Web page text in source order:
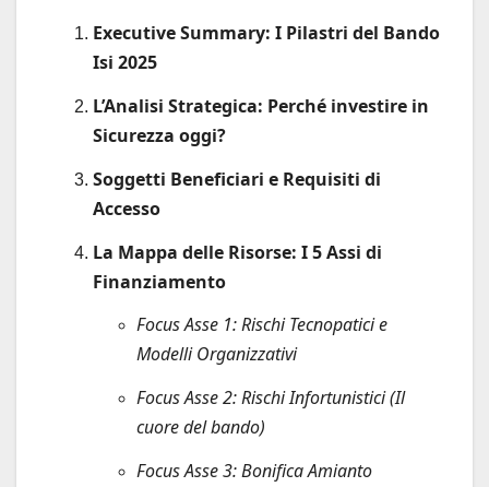
Executive Summary: I Pilastri del Bando
Isi 2025
L’Analisi Strategica: Perché investire in
Sicurezza oggi?
Soggetti Beneficiari e Requisiti di
Accesso
La Mappa delle Risorse: I 5 Assi di
Finanziamento
Focus Asse 1: Rischi Tecnopatici e
Modelli Organizzativi
Focus Asse 2: Rischi Infortunistici (Il
cuore del bando)
Focus Asse 3: Bonifica Amianto